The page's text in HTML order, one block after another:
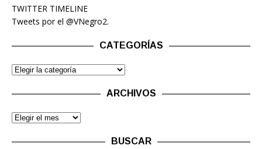
TWITTER TIMELINE
Tweets por el @VNegro2.
CATEGORÍAS
ARCHIVOS
BUSCAR